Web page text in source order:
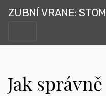
ZUBNÍ VRANE:
Jak